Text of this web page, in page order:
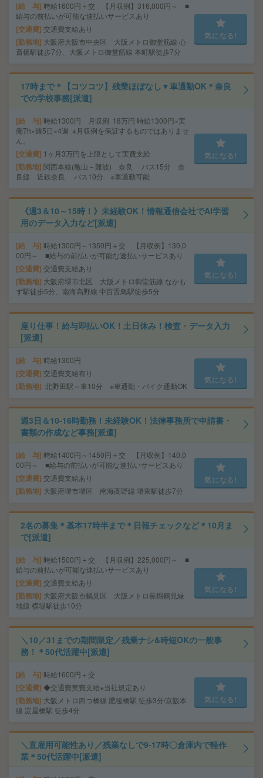
給 与 時給1600円＋交 【月収例】316,000円～ ■
給与の前払いが可能な速払いサービスあり
交通費 交通費支給あり
勤務地 大阪府大阪市中央区 大阪メトロ御堂筋線 心
斎橋駅徒歩7分、大阪メトロ御堂筋線 本町駅徒歩7分
気になる!
17時まで＊【コツコツ】残業ほぼなし▼車通勤OK＊奈良
での学校事務[派遣]
給 与 時給1300円 月収例 18万円 時給1300円×実
働7h×週5日×4週 ※月収例を保証するものではありませ
ん。
交通費 1ヶ月3万円を上限として実費支給
勤務地 関西本線(亀山－難波) 奈良 バス15分 奈
良線 近鉄奈良 バス10分 ※車通勤可能
気になる!
《週3＆10～15時！》未経験OK！情報通信会社でAI学習
用のデータ入力など[派遣]
給 与 時給1300円～1350円＋交 【月収例】130,0
00円～ ■給与の前払いが可能な速払いサービスあり
交通費 交通費支給あり
勤務地 大阪府堺市北区 大阪メトロ御堂筋線 なかも
ず駅徒歩5分、南海高野線 中百舌鳥駅徒歩5分
気になる!
座り仕事！給与即払いOK！土日休み！検査・データ入力
[派遣]
給 与 時給1300円
交通費 交通費支給有り
勤務地 北野田駅～車10分 ※車通勤・バイク通勤OK
気になる!
週3日＆10-16時勤務！未経験OK！法律事務所で申請書・
書類の作成など事務[派遣]
給 与 時給1400円～1450円＋交 【月収例】140,0
00円～ ■給与の前払いが可能な速払いサービスあり
交通費 交通費支給あり
勤務地 大阪府堺市堺区 南海高野線 堺東駅徒歩7分
気になる!
2名の募集＊基本17時半まで＊日報チェックなど＊10月ま
で[派遣]
給 与 時給1500円＋交 【月収例】225,000円～ ■
給与の前払いが可能な速払いサービスあり
交通費 交通費支給あり
勤務地 大阪府大阪市鶴見区 大阪メトロ長堀鶴見緑
地線 横堤駅徒歩10分
気になる!
＼10／31までの期間限定／残業ナシ&時短OKの一般事
務！＊50代活躍中[派遣]
給 与 時給1600円＋交
交通費 ◆交通費実費支給※当社規定あり
勤務地 大阪メトロ四つ橋線 肥後橋駅 徒歩3分/京阪本
線 淀屋橋駅 徒歩4分
気になる!
＼直雇用可能性あり／残業なしで9-17時〇倉庫内で軽作
業＊50代活躍中[派遣]